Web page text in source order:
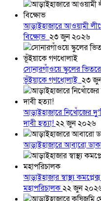
আড়াইহাজারে আওয়ামী
বিক্ষোভ ২৩ জুন ২০২৬
সোনারগাঁওয়ে স্কুলের
ভূঁইয়াকে গণধোলাই ২৩
আড়াইহাজারে নিখোঁজের
দাবী হত্যা!২২ জুন ২০২৬
আড়াইহাজারে আবারো
আড়াইহাজার স্বাস্থ্য
মহাপরিচালক২২ জুন